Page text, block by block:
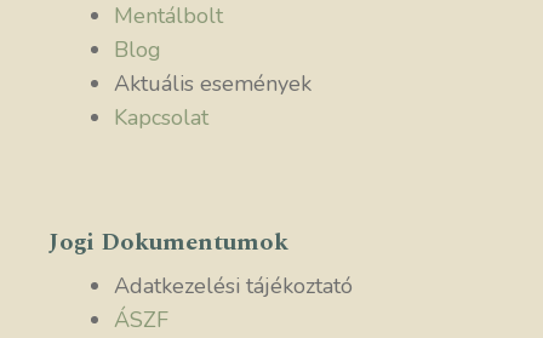
Mentálbolt
Blog
Aktuális események
Kapcsolat
Jogi Dokumentumok
Adatkezelési tájékoztató
ÁSZF